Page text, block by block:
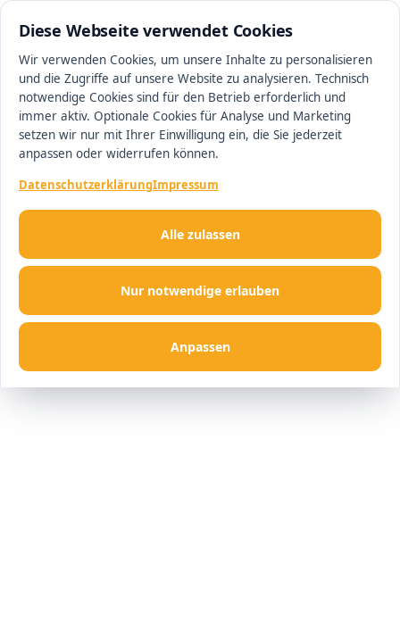
Diese Webseite verwendet Cookies
Wir verwenden Cookies, um unsere Inhalte zu personalisieren
und die Zugriffe auf unsere Website zu analysieren. Technisch
notwendige Cookies sind für den Betrieb erforderlich und
immer aktiv. Optionale Cookies für Analyse und Marketing
setzen wir nur mit Ihrer Einwilligung ein, die Sie jederzeit
anpassen oder widerrufen können.
DatenschutzerklärungImpressum
Nur notwendige erlauben
Anpassen
Alle zulassen